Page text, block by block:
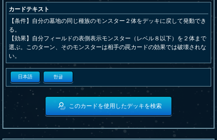
カードテキスト
【条件】自分の墓地の同じ種族のモンスター２体をデッキに戻して発動でき
る。
【効果】自分フィールドの表側表示モンスター（レベル８以下）を２体まで
選ぶ。このターン、そのモンスターは相手の罠カードの効果では破壊されな
い。
日本語 한글
このカードを使用したデッキを検索